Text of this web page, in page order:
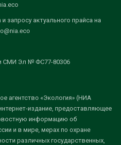
запросу актуального прайса на
СМИ Эл № ФС77-80306
агентство «Экология» (НИА
издание, предоставляющее
информацию об
и в мире, мерах по охране
различных государственных,